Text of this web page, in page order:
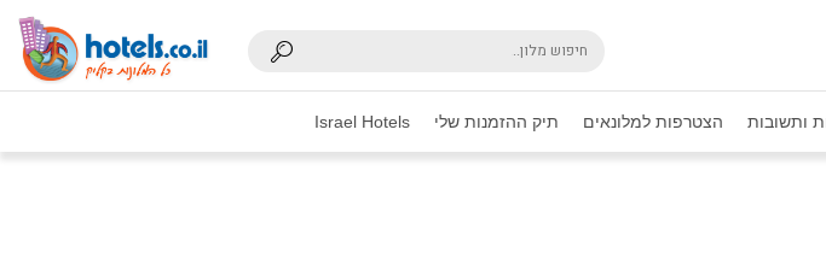
ותשובות הצטרפות למלונאים תיק ההזמנות שלי Israel Hotels